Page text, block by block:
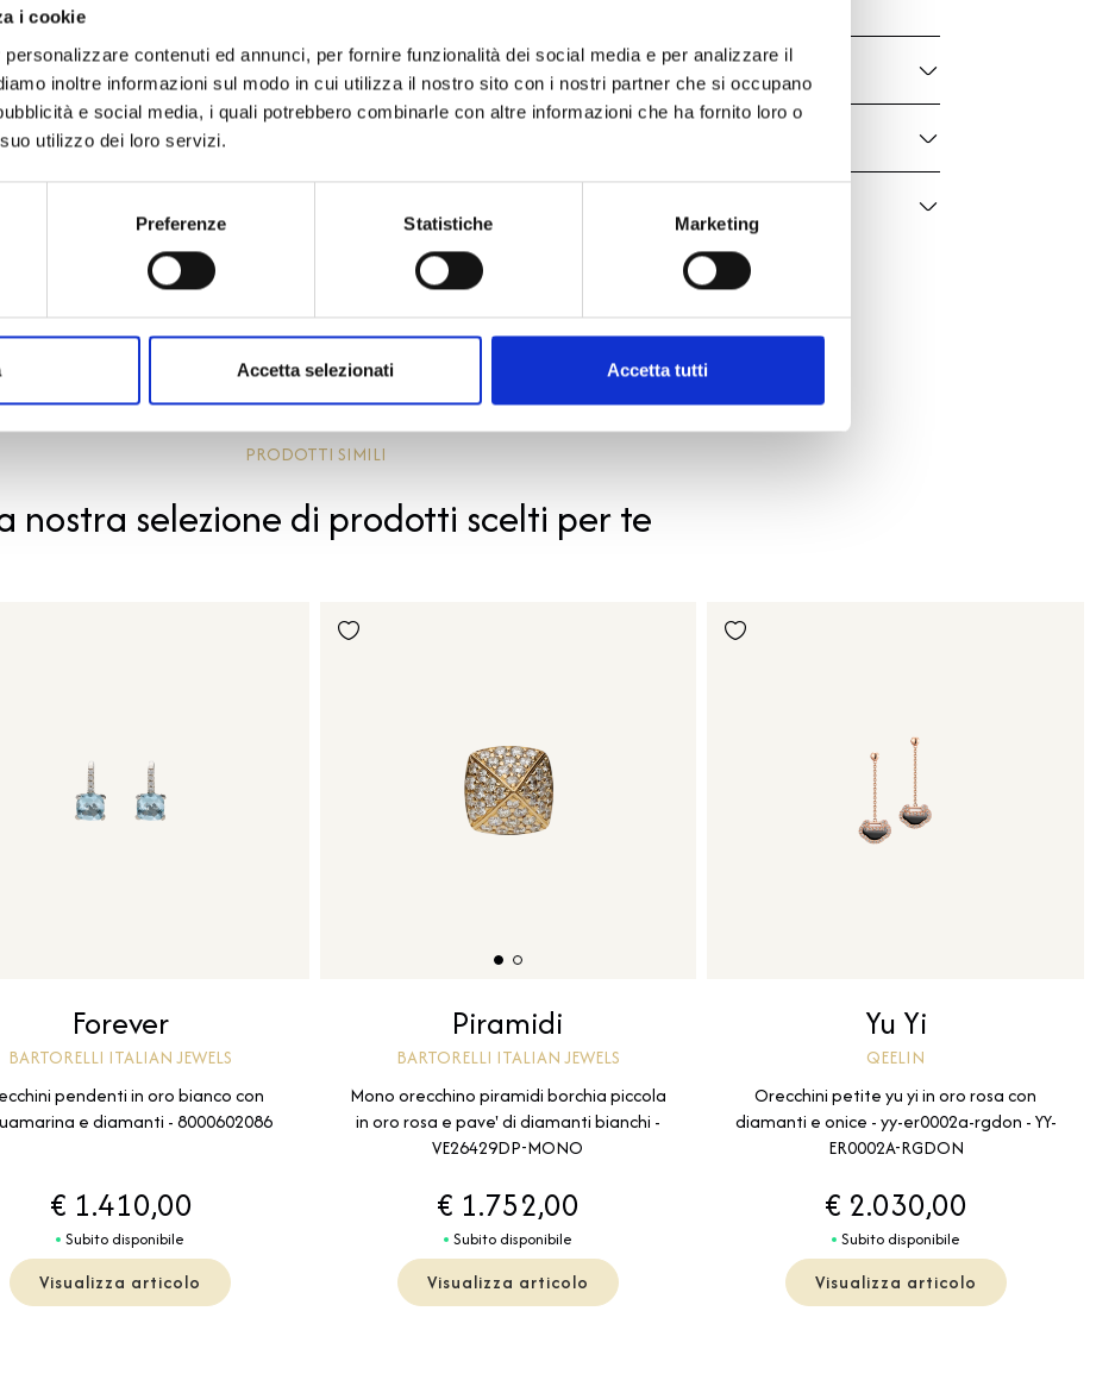
i cookie
contenuti ed annunci, per fornire funzionalità dei social media e per analizzare il
inoltre informazioni sul modo in cui utilizza il nostro sito con i nostri partner che si occupano
e social media, i quali potrebbero combinarle con altre informazioni che ha fornito loro o
utilizzo dei loro servizi.
Preferenze Statistiche Marketing
Accetta selezionati Accetta tutti
Descrizione
PRODOTTI SIMILI
nostra selezione di prodotti scelti per te
Forever
BARTORELLI ITALIAN JEWELS
pendenti in oro bianco con
e diamanti - 8000602086
€ 1.410,00
Subito disponibile
Visualizza articolo
Piramidi
BARTORELLI ITALIAN JEWELS
Mono orecchino piramidi borchia piccola
in oro rosa e pave' di diamanti bianchi -
VE26429DP-MONO
€ 1.752,00
Subito disponibile
Visualizza articolo
Yu Yi
QEELIN
Orecchini petite yu yi in oro rosa con
diamanti e onice - yy-er0002a-rgdon - YY-
ER0002A-RGDON
€ 2.030,00
Subito disponibile
Visualizza articolo